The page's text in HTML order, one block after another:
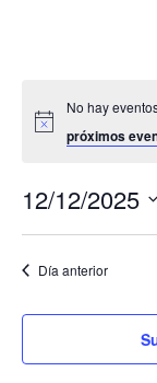
No hay
próximos
12/12/2025
Día anterior